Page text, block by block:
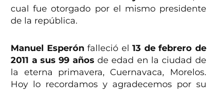
cual fue otorgado por el mismo presidente
de la república.
Manuel Esperónfalleció el13 de febrero de
2011 a sus 99 años de edad en la ciudad de
la eterna primavera, Cuernavaca, Morelos.
Hoy lo recordamos y agradecemos por su